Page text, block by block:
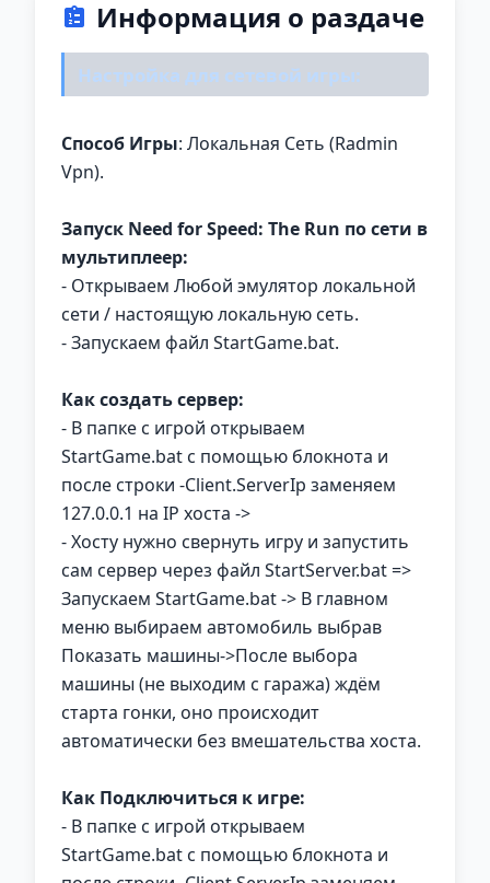
Информация о раздаче
Настройка для сетевой игры:
Способ Игры: Локальная Сеть (Radmin
Vpn).
Запуск Need for Speed: The Run по сети в
мультиплеер:
- Открываем Любой эмулятор локальной
сети / настоящую локальную сеть.
- Запускаем файл StartGame.bat.
Как создать сервер:
- В папке с игрой открываем
StartGame.bat с помощью блокнота и
после строки -Client.ServerIp заменяем
127.0.0.1 на IP хоста ->
- Хосту нужно свернуть игру и запустить
сам сервер через файл StartServer.bat =>
Запускаем StartGame.bat -> В главном
меню выбираем автомобиль выбрав
Показать машины->После выбора
машины (не выходим с гаража) ждём
старта гонки, оно происходит
автоматически без вмешательства хоста.
Как Подключиться к игре:
- В папке с игрой открываем
StartGame.bat с помощью блокнота и